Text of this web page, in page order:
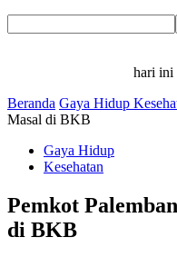
hari ini
Beranda Gaya Hidup
Masal di BKB
Gaya Hidup
Kesehatan
Pemkot
di BKB